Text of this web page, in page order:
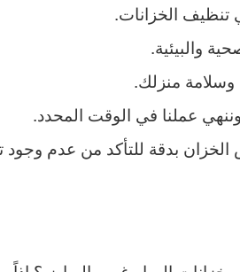
تنظيف الخزانات.
والبيئية.
منزلك.
عملنا في الوقت المحدد.
بدقة للتأكد من عدم